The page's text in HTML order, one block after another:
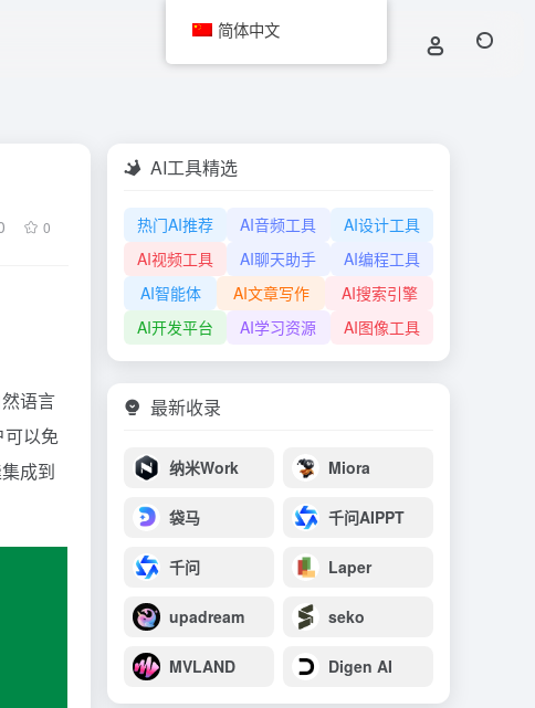
0
语言
可以免
成到
AI工具精选
热门AI推荐 AI音频工具
AI设计工具
AI视频工具
AI聊天助手
AI编程工具
AI智能体
AI文章写作
AI搜索引擎
AI开发平台
AI学习资源 AI图像工具
最新收录
纳米Work Miora
袋马 千问AIPPT
千问 Laper
upadream seko
MVLAND Digen AI
简体中文